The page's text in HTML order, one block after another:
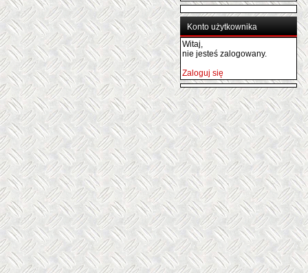
Konto użytkownika
Witaj,
nie jesteś zalogowany.
Zaloguj się